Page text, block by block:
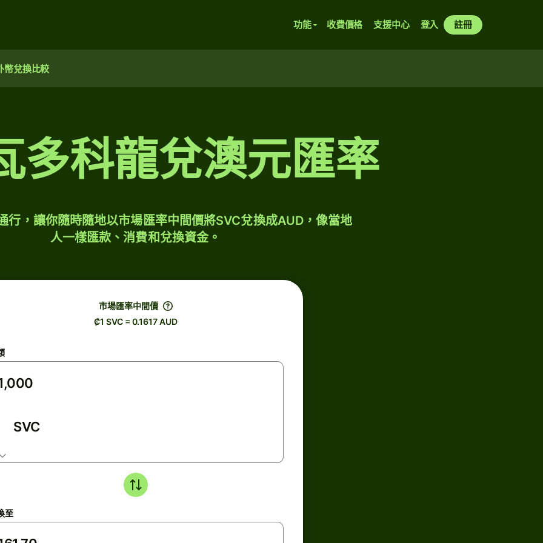
功能 收費價格 支援中心 登入 註冊
幣兌換比較
多科龍兌澳元匯率
行，讓你隨時隨地以市場匯率中間價將SVC兌換成AUD，像當地
人一樣匯款、消費和兌換資金。
市場匯率中間價
₡1 SVC = 0.1617 AUD
SVC
至